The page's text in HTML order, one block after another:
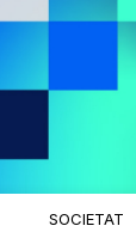
SOCIETAT